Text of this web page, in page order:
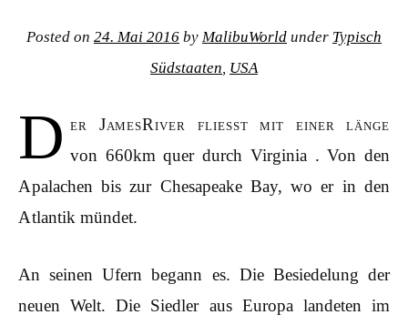
Posted on 24. Mai 2016 by MalibuWorld under Typisch
Südstaaten USA
D er JamesRiver fliesst mit einer länge
von 660km quer durch Virginia . Von den
Apalachen bis zur Chesapeake Bay, wo er in den
Atlantik mündet.
An seinen Ufern begann es. Die Besiedelung der
neuen Welt. Die Siedler aus Europa landeten im